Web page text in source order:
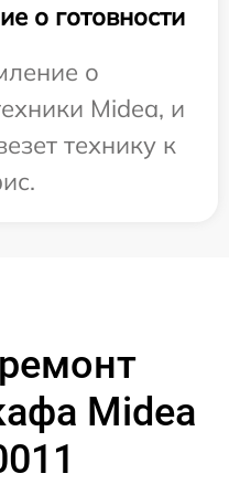
о готовности
о
Midea, и
технику к
Midea